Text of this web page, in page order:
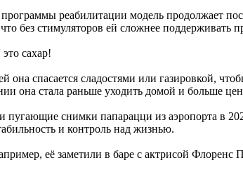
реабилитации модель продолжает
что без стимуляторов ей сложнее
сахар!
она спасается сладостями или газировкой,
она стала раньше уходить домой и больше
снимки папарацци из аэропорта в
и контроль над жизнью.
её заметили в баре с актрисой Флоренс